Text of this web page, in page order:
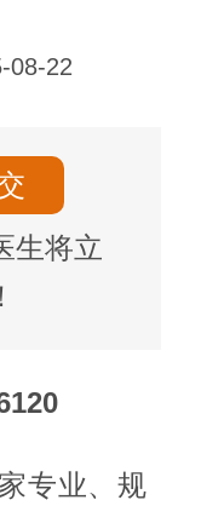
08-22
生将立
专业、规